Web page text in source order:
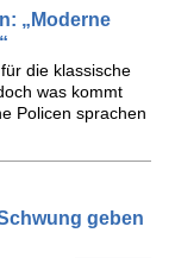
„Moderne
die klassische
was kommt
Policen sprachen
geben